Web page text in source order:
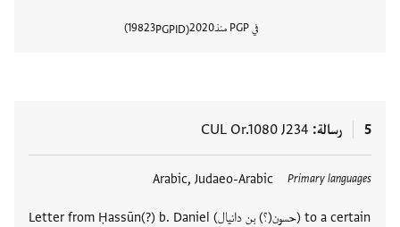
في PGP منذ 2020
PGPID
19823
5 رسالة CUL Or.1080 J234
Primary languages
Arabic, Judaeo-Arabic
Letter from Ḥassūn(?) b. Daniel (حسون(؟) بن دانيال) to a certain
العلامات